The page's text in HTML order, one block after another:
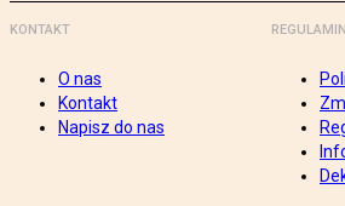
KONTAKT
O nas
Kontakt
Napisz do nas
REGULAMIN